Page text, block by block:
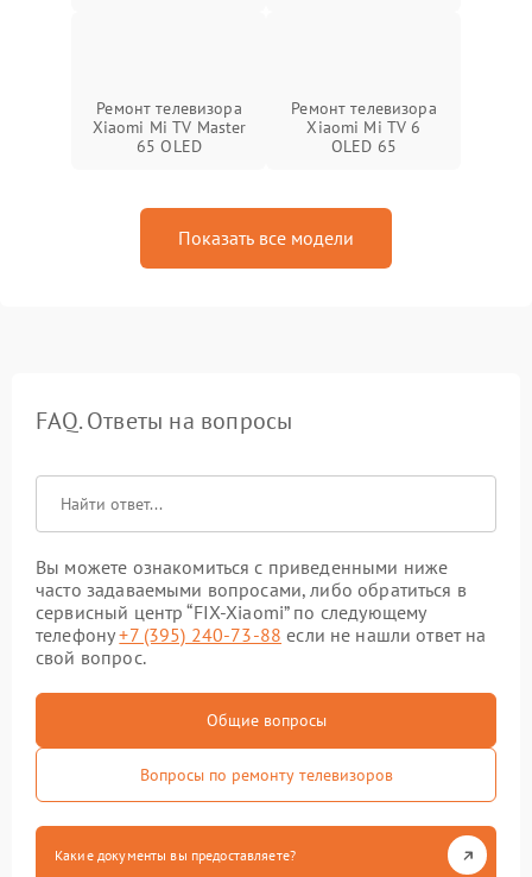
Ремонт телевизора
Xiaomi Mi TV Master
65 OLED
Ремонт телевизора
Xiaomi Mi TV 6
OLED 65
Показать все модели
FAQ. Ответы на вопросы
Вы можете ознакомиться с приведенными ниже
часто задаваемыми вопросами, либо обратиться в
сервисный центр “FIX-Xiaomi” по следующему
телефону+7 (395) 240-73-88 если не нашли ответ на
свой вопрос.
Общие вопросы
Вопросы по ремонту телевизоров
Какие документы вы предоставляете?